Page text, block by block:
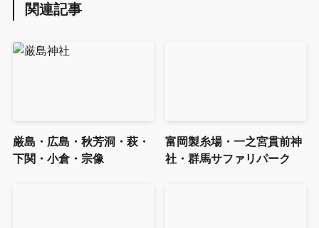
関連記事
厳島・広島・秋芳洞・萩・
下関・小倉・宗像
富岡製糸場・一之宮貫前神
社・群馬サファリパーク